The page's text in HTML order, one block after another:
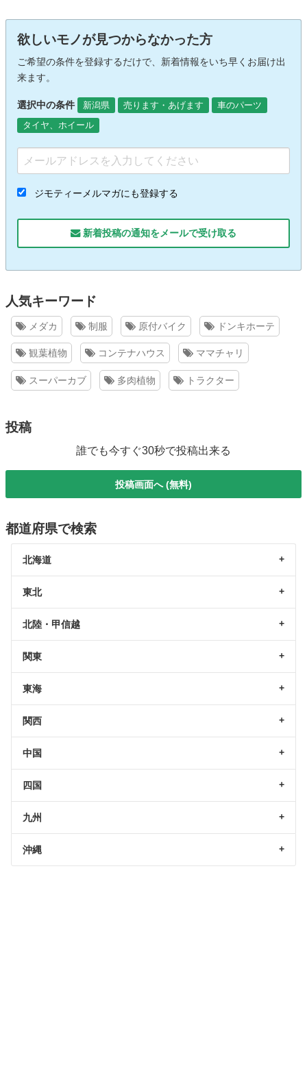
欲しいモノが見つからなかった方
ご希望の条件を登録するだけで、新着情報をいち早くお届け出
来ます。
選択中の条件 新潟県 売ります・あげます
車のパーツ
タイヤ、ホイール
ジモティーメルマガにも登録する
新着投稿の通知をメールで受け取る
人気キーワード
メダカ 制服 原付バイク ドンキホーテ
観葉植物 コンテナハウス ママチャリ
スーパーカブ 多肉植物 トラクター
投稿
誰でも今すぐ30秒で投稿出来る
投稿画面へ (無料)
都道府県で検索
北海道
東北
北陸・甲信越
関東
東海
関西
中国
四国
九州
沖縄